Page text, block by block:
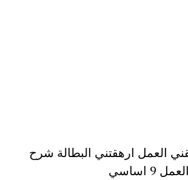
العمل ارهقتني البطالة شرح
اساسي